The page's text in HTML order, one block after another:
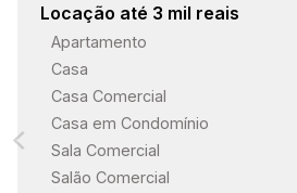
Locação até 3 mil reais
Apartamento
Casa
Casa Comercial
Casa em Condomínio
Sala Comercial
Salão Comercial